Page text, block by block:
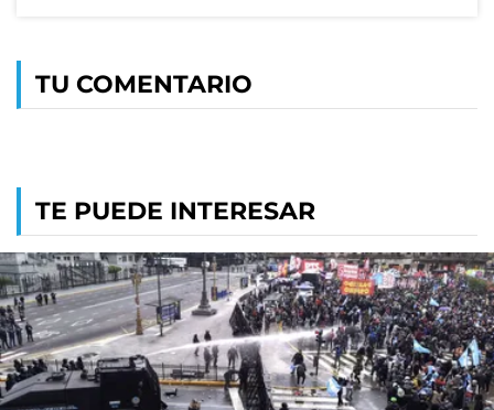
TU COMENTARIO
TE PUEDE INTERESAR